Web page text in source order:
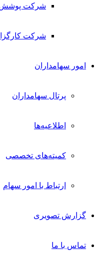
شرکت پوشش
شرکت
امور سهامداران
پرتال سهامداران
اطلاعیه‌ها
کمیته‌های تخصصی
ارتباط با امور سهام
گزارش تصویری
تماس با ما